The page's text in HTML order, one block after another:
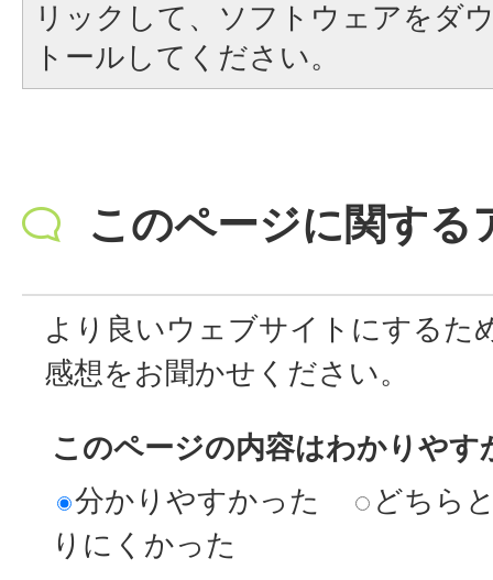
リックして、ソフトウェアをダ
トールしてください。
このページに関する
より良いウェブサイトにするた
感想をお聞かせください。
このページの内容はわかりやす
分かりやすかった
どちら
りにくかった